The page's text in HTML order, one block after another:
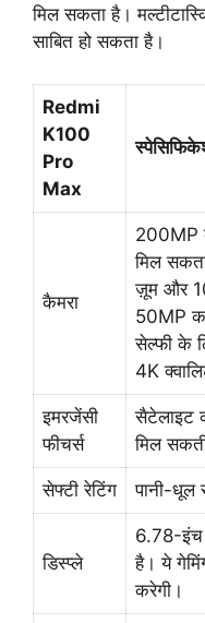
मिल सकता है।
साबित हो सकता है।
Redmi
K100
Pro
Max
कैमरा
200MP
मिल
ज़ूम और
50MP
सेल्फी के
4K
इमरजेंसी
फीचर्स
सैटेलाइट
मिल
सेफ्टी रेटिंग पानी-धूल
डिस्प्ले
6.78-इंच
है। ये
करेगी।